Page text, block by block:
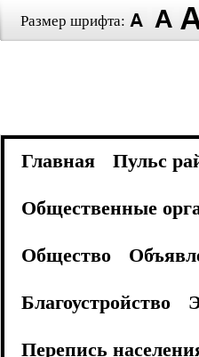
Размер шрифта:
Главная Пульс
Общественные
Общество
Благоустройство
Перепись